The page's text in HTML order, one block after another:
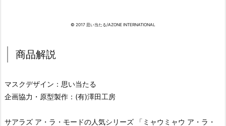
© 2017 思い当たる/AZONE INTERNATIONAL
商品解説
マスクデザイン：思い当たる
企画協力・原型製作：(有)澤田工房
サアラズ ア・ラ・モードの人気シリーズ 「ミャウミャウ ア・ラ・